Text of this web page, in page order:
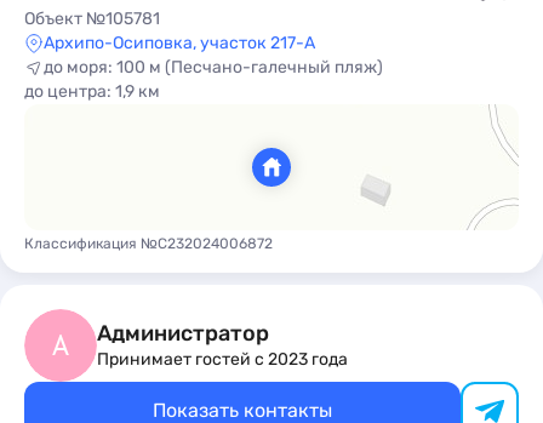
Объект №105781
Архипо-Осиповка, участок 217-А
до моря: 100 м (Песчано-галечный пляж)
до центра: 1,9 км
Классификация №С232024006872
А Администратор
Принимает гостей с 2023 года
Показать контакты